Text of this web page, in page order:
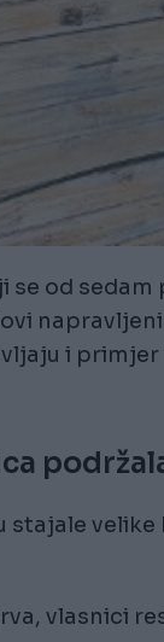
se od
i
stajale
vlasnici